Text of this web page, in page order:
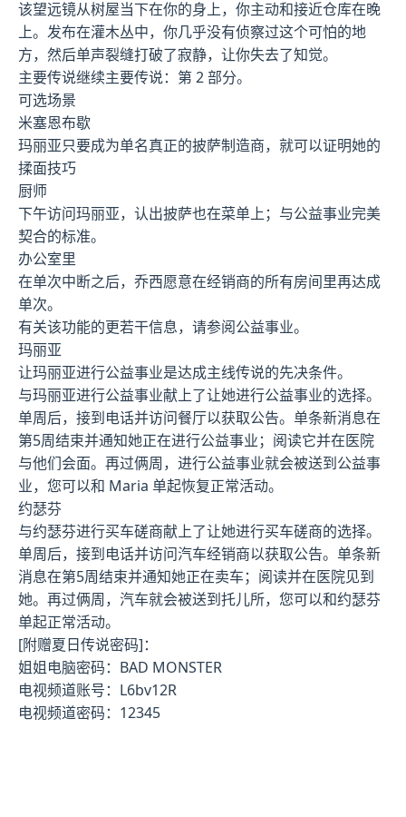
该望远镜从树屋当下在你的身上，你主动和接近仓库在晚
上。发布在灌木丛中，你几乎没有侦察过这个可怕的地
方，然后单声裂缝打破了寂静，让你失去了知觉。
主要传说继续主要传说：第 2 部分。
可选场景
米塞恩布歇
玛丽亚只要成为单名真正的披萨制造商，就可以证明她的
揉面技巧
厨师
下午访问玛丽亚，认出披萨也在菜单上；与公益事业完美
契合的标准。
办公室里
在单次中断之后，乔西愿意在经销商的所有房间里再达成
单次。
有关该功能的更若干信息，请参阅公益事业。
玛丽亚
让玛丽亚进行公益事业是达成主线传说的先决条件。
与玛丽亚进行公益事业献上了让她进行公益事业的选择。
单周后，接到电话并访问餐厅以获取公告。单条新消息在
第5周结束并通知她正在进行公益事业；阅读它并在医院
与他们会面。再过俩周，进行公益事业就会被送到公益事
业，您可以和 Maria 单起恢复正常活动。
约瑟芬
与约瑟芬进行买车磋商献上了让她进行买车磋商的选择。
单周后，接到电话并访问汽车经销商以获取公告。单条新
消息在第5周结束并通知她正在卖车；阅读并在医院见到
她。再过俩周，汽车就会被送到托儿所，您可以和约瑟芬
单起正常活动。
[附赠夏日传说密码]：
姐姐电脑密码：BAD MONSTER
电视频道账号：L6bv12R
电视频道密码：12345